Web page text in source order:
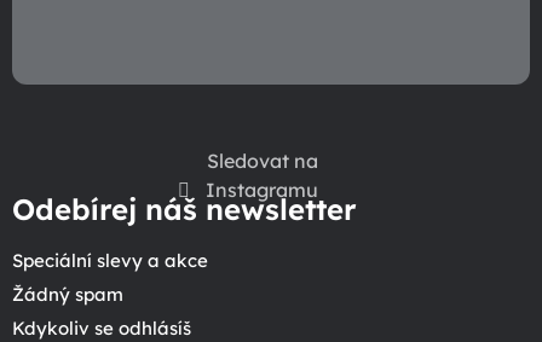
Sledovat na
Instagramu
Odebírej náš newsletter
Speciální slevy a akce
Žádný spam
Kdykoliv se odhlásíš